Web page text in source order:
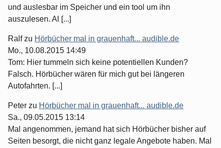
und auslesbar im Speicher und ein tool um ihn
auszulesen. Al [...]
Ralfzu Hörbücher mal in grauenhaft... audible.de
Mo., 10.08.2015 14:49
Tom: Hier tummeln sich keine potentiellen Kunden?
Falsch. Hörbücher wären für mich gut bei längeren
Autofahrten. [...]
Peter zu Hörbücher mal in grauenhaft... audible.de
Sa., 09.05.2015 13:14
Mal angenommen, jemand hat sich Hörbücher bisher auf
Seiten besorgt, die nicht ganz legale Angebote haben. Mal